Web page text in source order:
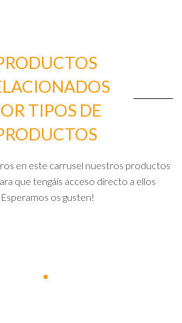
TIPOS DE
en este carrusel nuestros productos
que tengáis acceso directo a ellos
os gusten!